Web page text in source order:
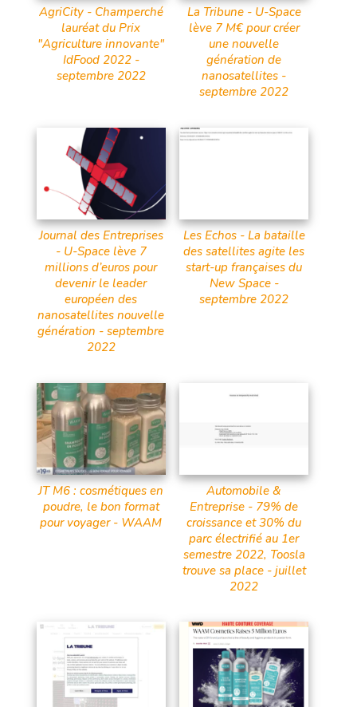
AgriCity - Champerché
lauréat du Prix
"Agriculture innovante"
IdFood 2022 -
septembre 2022
La Tribune - U-Space
lève 7 M€ pour créer
une nouvelle
génération de
nanosatellites -
septembre 2022
Journal des Entreprises
- U-Space lève 7
millions d’euros pour
devenir le leader
européen des
nanosatellites nouvelle
génération - septembre
2022
Les Echos - La bataille
des satellites agite les
start-up françaises du
New Space -
septembre 2022
JT M6 : cosmétiques en
poudre, le bon format
pour voyager - WAAM
Automobile &
Entreprise - 79% de
croissance et 30% du
parc électrifié au 1er
semestre 2022, Toosla
trouve sa place - juillet
2022